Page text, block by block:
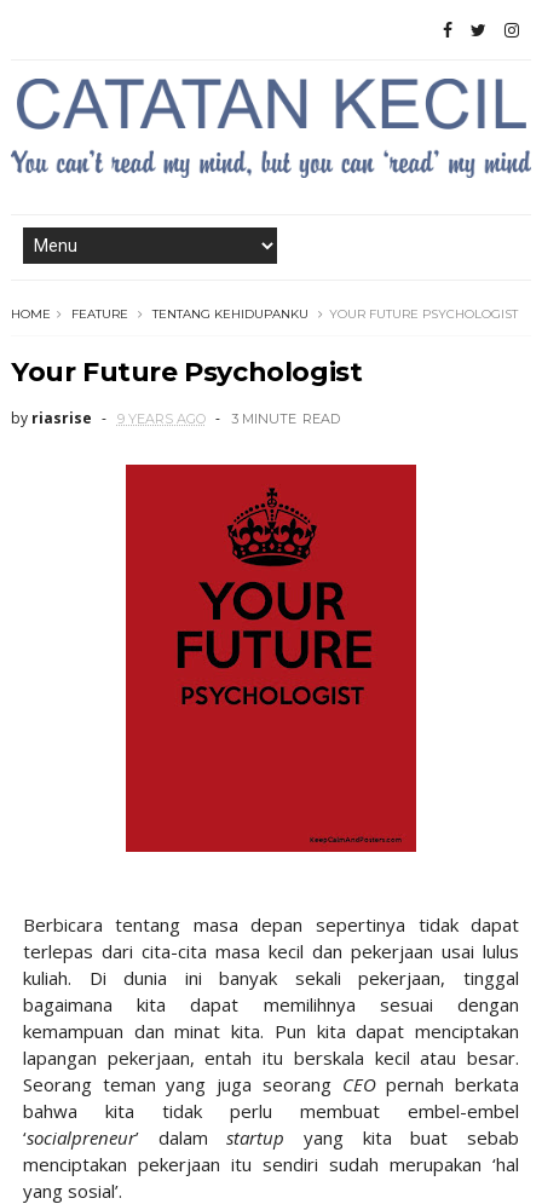
HOME FEATURE TENTANG KEHIDUPANKU YOUR FUTURE PSYCHOLOGIST
Your Future Psychologist
by riasrise 9 YEARS AGO 3 MINUTE READ
Berbicara tentang masa depan sepertinya tidak dapat
terlepas dari cita-cita masa kecil dan pekerjaan usai lulus
kuliah. Di dunia ini banyak sekali pekerjaan, tinggal
bagaimana kita dapat memilihnya sesuai dengan
kemampuan dan minat kita. Pun kita dapat menciptakan
lapangan pekerjaan, entah itu berskala kecil atau besar.
Seorang teman yang juga seorang CEOpernah berkata
bahwa kita tidak perlu membuat embel-embel
‘socialpreneur’ dalamstartup yang kita buat sebab
menciptakan pekerjaan itu sendiri sudah merupakan ‘hal
yang sosial’.